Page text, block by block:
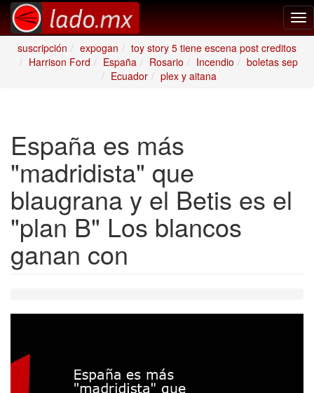
suscripción
expogan
toy story 5 tiene escena post creditos
Harrison Ford
España Rosario Incendio
boletas sep
Ecuador
plex y aitana
España es más
"madridista" que
blaugrana y el Betis es el
"plan B" Los blancos
ganan con